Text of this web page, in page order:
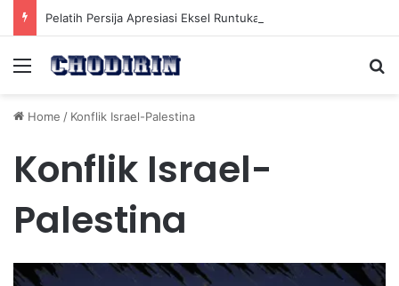
Menu
Home / Konflik Israel-Palestina
Konflik Israel-
Palestina